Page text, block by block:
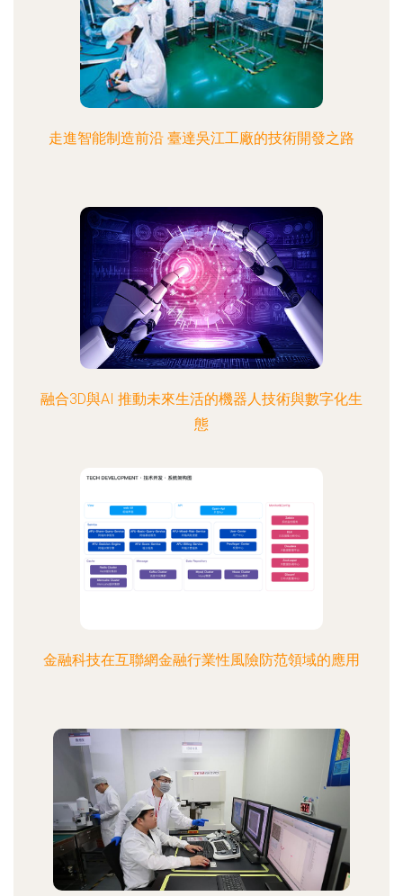
走進智能制造前沿 臺達吳江工廠的技術開發之路
融合3D與AI 推動未來生活的機器人技術與數字化生
態
金融科技在互聯網金融行業性風險防范領域的應用